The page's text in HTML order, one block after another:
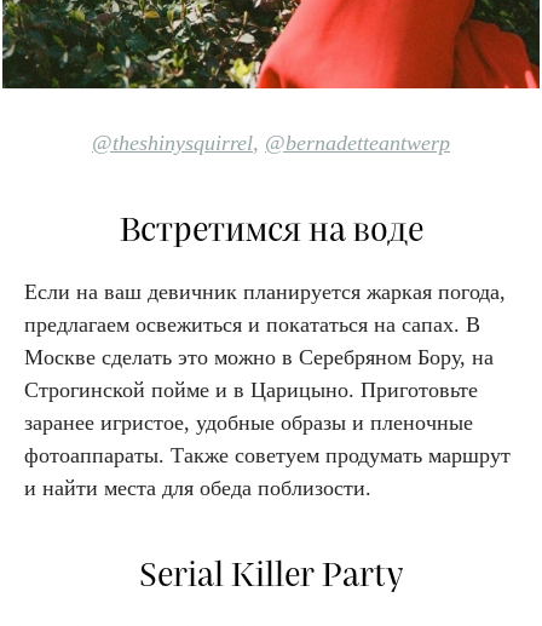
@theshinysquirrel, @bernadetteantwerp
Встретимся на воде
Если на ваш девичник планируется жаркая погода,
предлагаем освежиться и покататься на сапах. В
Москве сделать это можно в Серебряном Бору, на
Строгинской пойме и в Царицыно. Приготовьте
заранее игристое, удобные образы и пленочные
фотоаппараты. Также советуем продумать маршрут
и найти места для обеда поблизости.
Serial Killer Party